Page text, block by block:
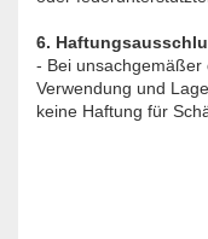
6.
- Bei
Verwendung und
keine Haftung für